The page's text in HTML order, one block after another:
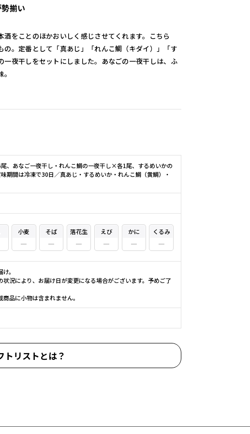
揃い
をことのほかおいしく感じさせてくれます。こちら
。定番として「真あじ」「れんこ鯛（キダイ）」「す
夜干しをセットにしました。あなごの一夜干しは、ふ
、あなご一夜干し・れんこ鯛の一夜干し×各1尾、するめいかの
期間は冷凍で30日／真あじ・するめいか・れんこ鯛（黄鯛）・
小麦 そば 落花生 えび かに くるみ
。
況により、お届け日が変更になる場合がございます。予めご了
品に小物は含まれません。
トリストとは？